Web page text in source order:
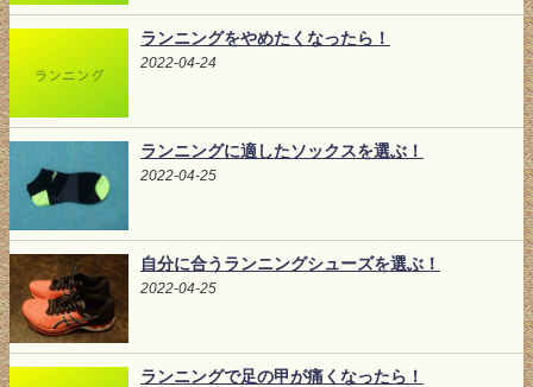
ランニングをやめたくなったら！
2022-04-24
ランニングに適したソックスを選ぶ！
2022-04-25
自分に合うランニングシューズを選ぶ！
2022-04-25
ランニングで足の甲が痛くなったら！